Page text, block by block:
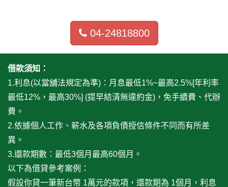
04-24818800
借款須知：
1.利息(以當舖法規定為準)：月息最低1%~最高2.5%[年利率
最低12%，最高30%] (提早結清無違約金)，免手續費、代辦
費。
2.依據個人工作、薪水及各項負債授信條件不同而有所差
異。
3.還款期數：最低3個月最高60個月。
以下為借貸參考案例：
假設你貸一筆新台幣 1萬元的款項，還款期為 1個月，利息